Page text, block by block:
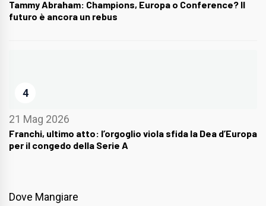
Tammy Abraham: Champions, Europa o Conference? Il
futuro è ancora un rebus
4
21 Mag 2026
Franchi, ultimo atto: l’orgoglio viola sfida la Dea d’Europa
per il congedo della Serie A
Dove Mangiare